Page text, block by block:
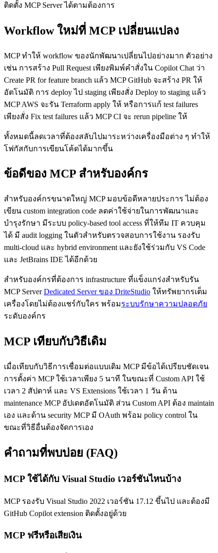
ติดตั้ง MCP Server ได้ตามต้องการ
Workflow ใหม่ที่ MCP เปลี่ยนแปลง
MCP ทำให้ workflow ของนักพัฒนาเปลี่ยนไปอย่างมาก ตัวอย่าง
เช่น การสร้าง Pull Request เพียงพิมพ์คำสั่งใน Copilot Chat ว่า
Create PR for feature branch แล้ว MCP GitHub จะสร้าง PR ให้
อัตโนมัติ การ deploy ไป staging เพียงสั่ง Deploy to staging แล้ว
MCP AWS จะรัน Terraform apply ให้ หรือการแก้ test failures
เพียงสั่ง Fix test failures แล้ว MCP CI จะ rerun pipeline ให้
ทั้งหมดนี้ลดเวลาที่ต้องสลับไปมาระหว่างเครื่องมือต่าง ๆ ทำให้
โฟกัสกับการเขียนโค้ดได้มากขึ้น
ข้อดีของ MCP สำหรับองค์กร
สำหรับองค์กรขนาดใหญ่ MCP มอบข้อดีหลายประการ ไม่ต้อง
เขียน custom integration code ลดค่าใช้จ่ายในการพัฒนาและ
บำรุงรักษา มีระบบ policy-based tool access ที่ให้ทีม IT ควบคุม
ได้ มี audit logging ในตัวสำหรับตรวจสอบการใช้งาน รองรับ
multi-cloud และ hybrid environment และยังใช้ร่วมกับ VS Code
และ JetBrains IDE ได้อีกด้วย
สำหรับองค์กรที่ต้องการ infrastructure ที่แข็งแกร่งสำหรับรัน
MCP ServerDedicated Server ของ DriteStudio ให้ทรัพยากรเต็ม
เครื่องโดยไม่ต้องแชร์กับใคร พร้อมระบบรักษาความปลอดภัย
ระดับองค์กร
MCP เทียบกับวิธีเดิม
เมื่อเทียบกับวิธีการเชื่อมต่อแบบเดิม MCP มีข้อได้เปรียบชัดเจน
การตั้งค่า MCP ใช้เวลาเพียง 5 นาที ในขณะที่ Custom API ใช้
เวลา 2 สัปดาห์ และ VS Extensions ใช้เวลา 1 วัน ด้าน
maintenance MCP อัปเดตอัตโนมัติ ส่วน Custom API ต้อง maintain
เอง และด้าน security MCP มี OAuth พร้อม policy control ใน
ขณะที่วิธีอื่นต้องจัดการเอง
คำถามที่พบบ่อย (FAQ)
MCP ใช้ได้กับ Visual Studio เวอร์ชันไหนบ้าง
MCP รองรับ Visual Studio 2022 เวอร์ชัน 17.12 ขึ้นไป และต้องมี
GitHub Copilot extension ติดตั้งอยู่ด้วย
MCP ฟรีหรือเสียเงิน